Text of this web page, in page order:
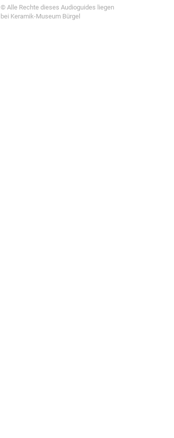
© Alle Rechte dieses Audioguides liegen
bei Keramik-Museum Bürgel